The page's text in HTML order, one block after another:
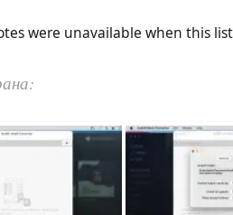
were unavailable when this